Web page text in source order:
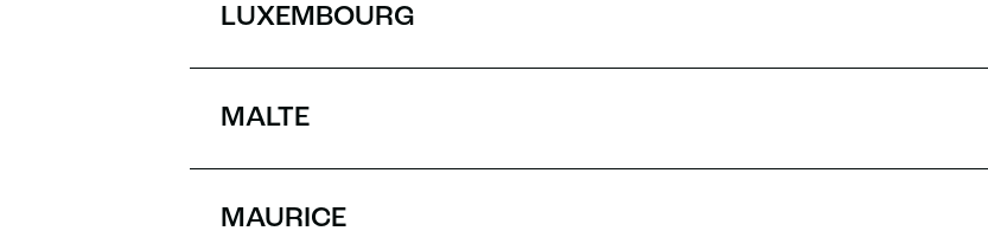
LUXEMBOURG
MALTE
MAURICE